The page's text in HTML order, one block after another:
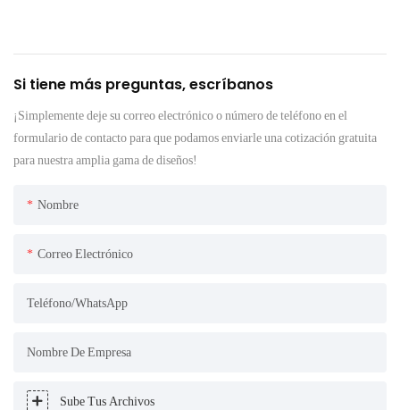
Si tiene más preguntas, escríbanos
¡Simplemente deje su correo electrónico o número de teléfono en el
formulario de contacto para que podamos enviarle una cotización gratuita
para nuestra amplia gama de diseños!
Nombre
Correo Electrónico
Teléfono/WhatsApp
Nombre De Empresa
Sube Tus Archivos